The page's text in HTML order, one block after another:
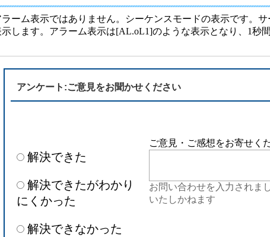
半導体 発電設備
セミナー・研修情報
ラーム表示ではありません。シーケンスモードの表示です。
示します。アラーム表示は[AL.oL1]のような表示となり、1秒
アンケート:ご意見をお聞かせください
解決できた
解決できたがわかり
にくかった
解決できなかった
ご意見・ご感想をお寄せく
お問い合わせを入力されま
いたしかねます